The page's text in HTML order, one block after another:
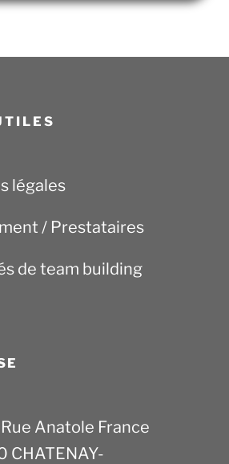
légales
/ Prestataires
de team building
Rue Anatole France
CHATENAY-